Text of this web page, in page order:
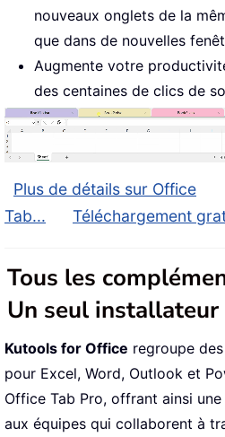
nouveaux onglets de la
que dans de nouvelles
Augmente votre
des centaines de clics de
Plus de détails sur Office
Tab...
Téléchargement
Tous les
Un seul installateur
Kutools for Office regroupe
pour Excel, Word, Outlook et
Office Tab Pro, offrant ainsi
aux équipes qui collaborent à